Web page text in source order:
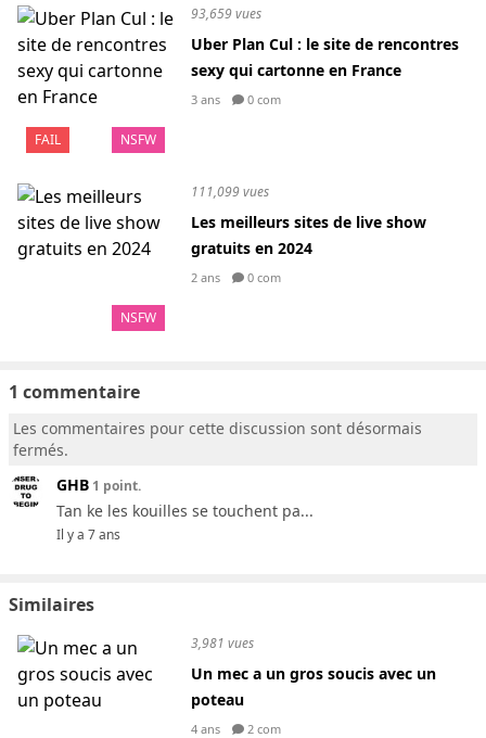
FAIL NSFW
93,659 vues
Uber Plan Cul : le site de rencontres
sexy qui cartonne en France
3 ans 0 com
NSFW
111,099 vues
Les meilleurs sites de live show
gratuits en 2024
2 ans 0 com
1 commentaire
Les commentaires pour cette discussion sont désormais
fermés.
GHB 1 point.
Tan ke les kouilles se touchent pa...
Il y a 7 ans
Similaires
3,981 vues
Un mec a un gros soucis avec un
poteau
4 ans 2 com